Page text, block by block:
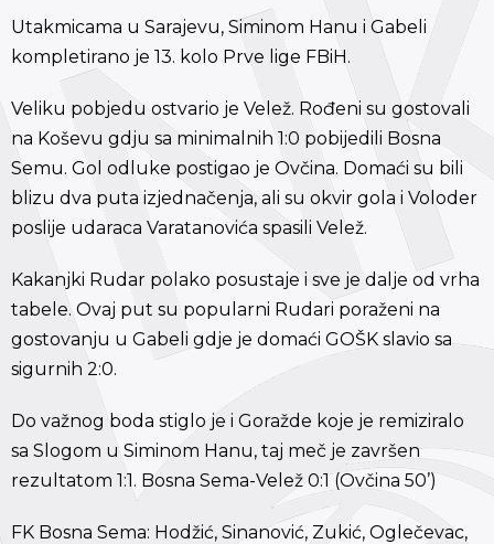
Utakmicama u Sarajevu, Siminom Hanu i Gabeli
kompletirano je 13. kolo Prve lige FBiH.
Veliku pobjedu ostvario je Velež. Rođeni su gostovali
na Koševu gdju sa minimalnih 1:0 pobijedili Bosna
Semu. Gol odluke postigao je Ovčina. Domaći su bili
blizu dva puta izjednačenja, ali su okvir gola i Voloder
poslije udaraca Varatanovića spasili Velež.
Kakanjki Rudar polako posustaje i sve je dalje od vrha
tabele. Ovaj put su popularni Rudari poraženi na
gostovanju u Gabeli gdje je domaći GOŠK slavio sa
sigurnih 2:0.
Do važnog boda stiglo je i Goražde koje je remiziralo
sa Slogom u Siminom Hanu, taj meč je završen
rezultatom 1:1. Bosna Sema-Velež 0:1 (Ovčina 50’)
FK Bosna Sema: Hodžić, Sinanović, Zukić, Oglečevac,